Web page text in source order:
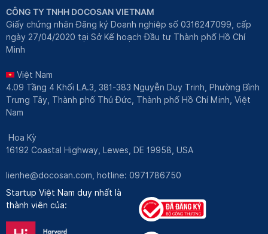
CÔNG TY TNHH DOCOSAN VIETNAM
Giấy chứng nhận Đăng ký Doanh nghiệp số 0316247099, cấp
ngày 27/04/2020 tại Sở Kế hoạch Đầu tư Thành phố Hồ Chí
Minh
Việt Nam
4.09 Tầng 4 Khối LA.3, 381-383 Nguyễn Duy Trinh, Phường Bình
Trưng Tây, Thành phố Thủ Đức, Thành phố Hồ Chí Minh, Việt
Nam
Hoa Kỳ
16192 Coastal Highway, Lewes, DE 19958, USA
lienhe@docosan.com , hotline: 0971786750
Startup Việt Nam duy nhất là
thành viên của: